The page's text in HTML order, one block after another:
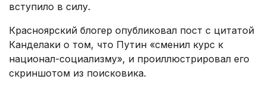
вступило в силу.
Красноярский блогер опубликовал пост с цитатой
Канделаки о том, что Путин «сменил курс к
национал-социализму», и проиллюстрировал его
скриншотом из поисковика.